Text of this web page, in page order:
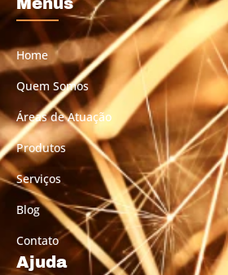
Home
Quem Somos
Áreas de Atuação
Produtos
Serviços
Blog
Contato
Ajuda